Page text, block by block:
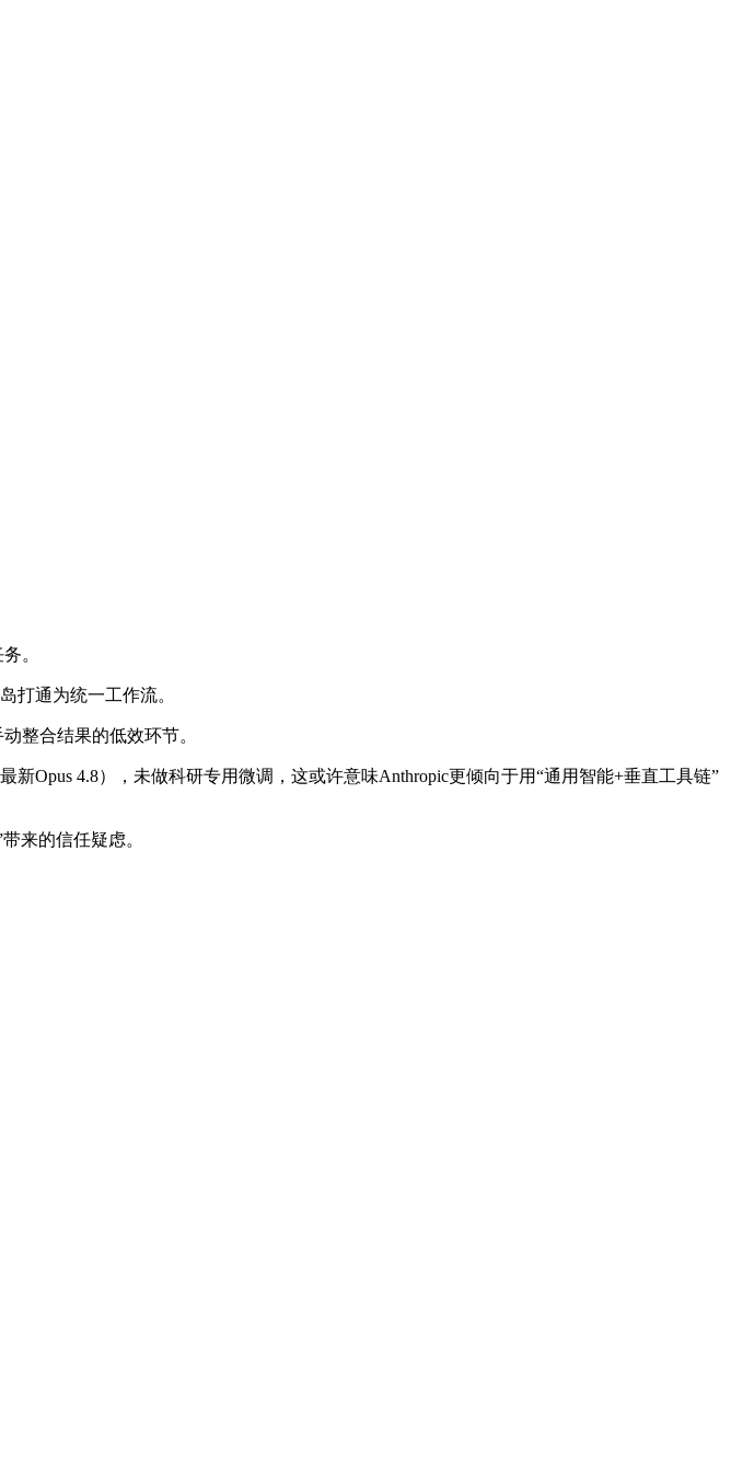
。
打通为统一工作流。
整合结果的低效环节。
新Opus 4.8），未做科研专用微调，这或许意味Anthropic更倾向于用“通用智能+垂直工具链”
来的信任疑虑。